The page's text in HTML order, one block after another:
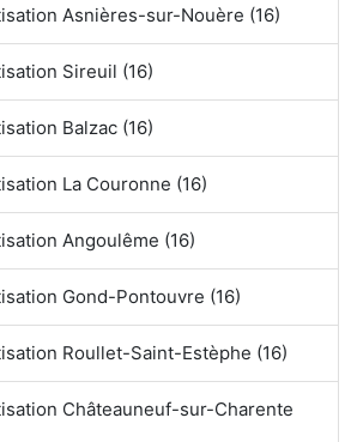
Asnières-sur-Nouère (16)
Sireuil (16)
Balzac (16)
La Couronne (16)
Angoulême (16)
Gond-Pontouvre (16)
Roullet-Saint-Estèphe (16)
Châteauneuf-sur-Charente